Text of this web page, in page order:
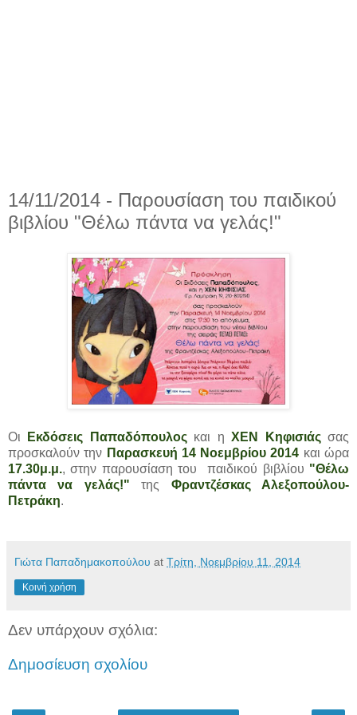
14/11/2014 - Παρουσίαση του παιδικού
βιβλίου "Θέλω πάντα να γελάς!"
Οι Εκδόσεις Παπαδόπουλοςκαι ηΧΕΝ Κηφισιάςσας
προσκαλούν την Παρασκευή 14 Νοεμβρίου 2014 και ώρα
17.30μ.μ., στην παρουσίαση του παιδικού βιβλίου "Θέλω
πάντα να γελάς!"της Φραντζέσκας Αλεξοπούλου-
Πετράκη.
Γιώτα Παπαδημακοπούλου at Τρίτη, Νοεμβρίου 11, 2014
Κοινή χρήση
Δεν υπάρχουν σχόλια:
Δημοσίευση σχολίου